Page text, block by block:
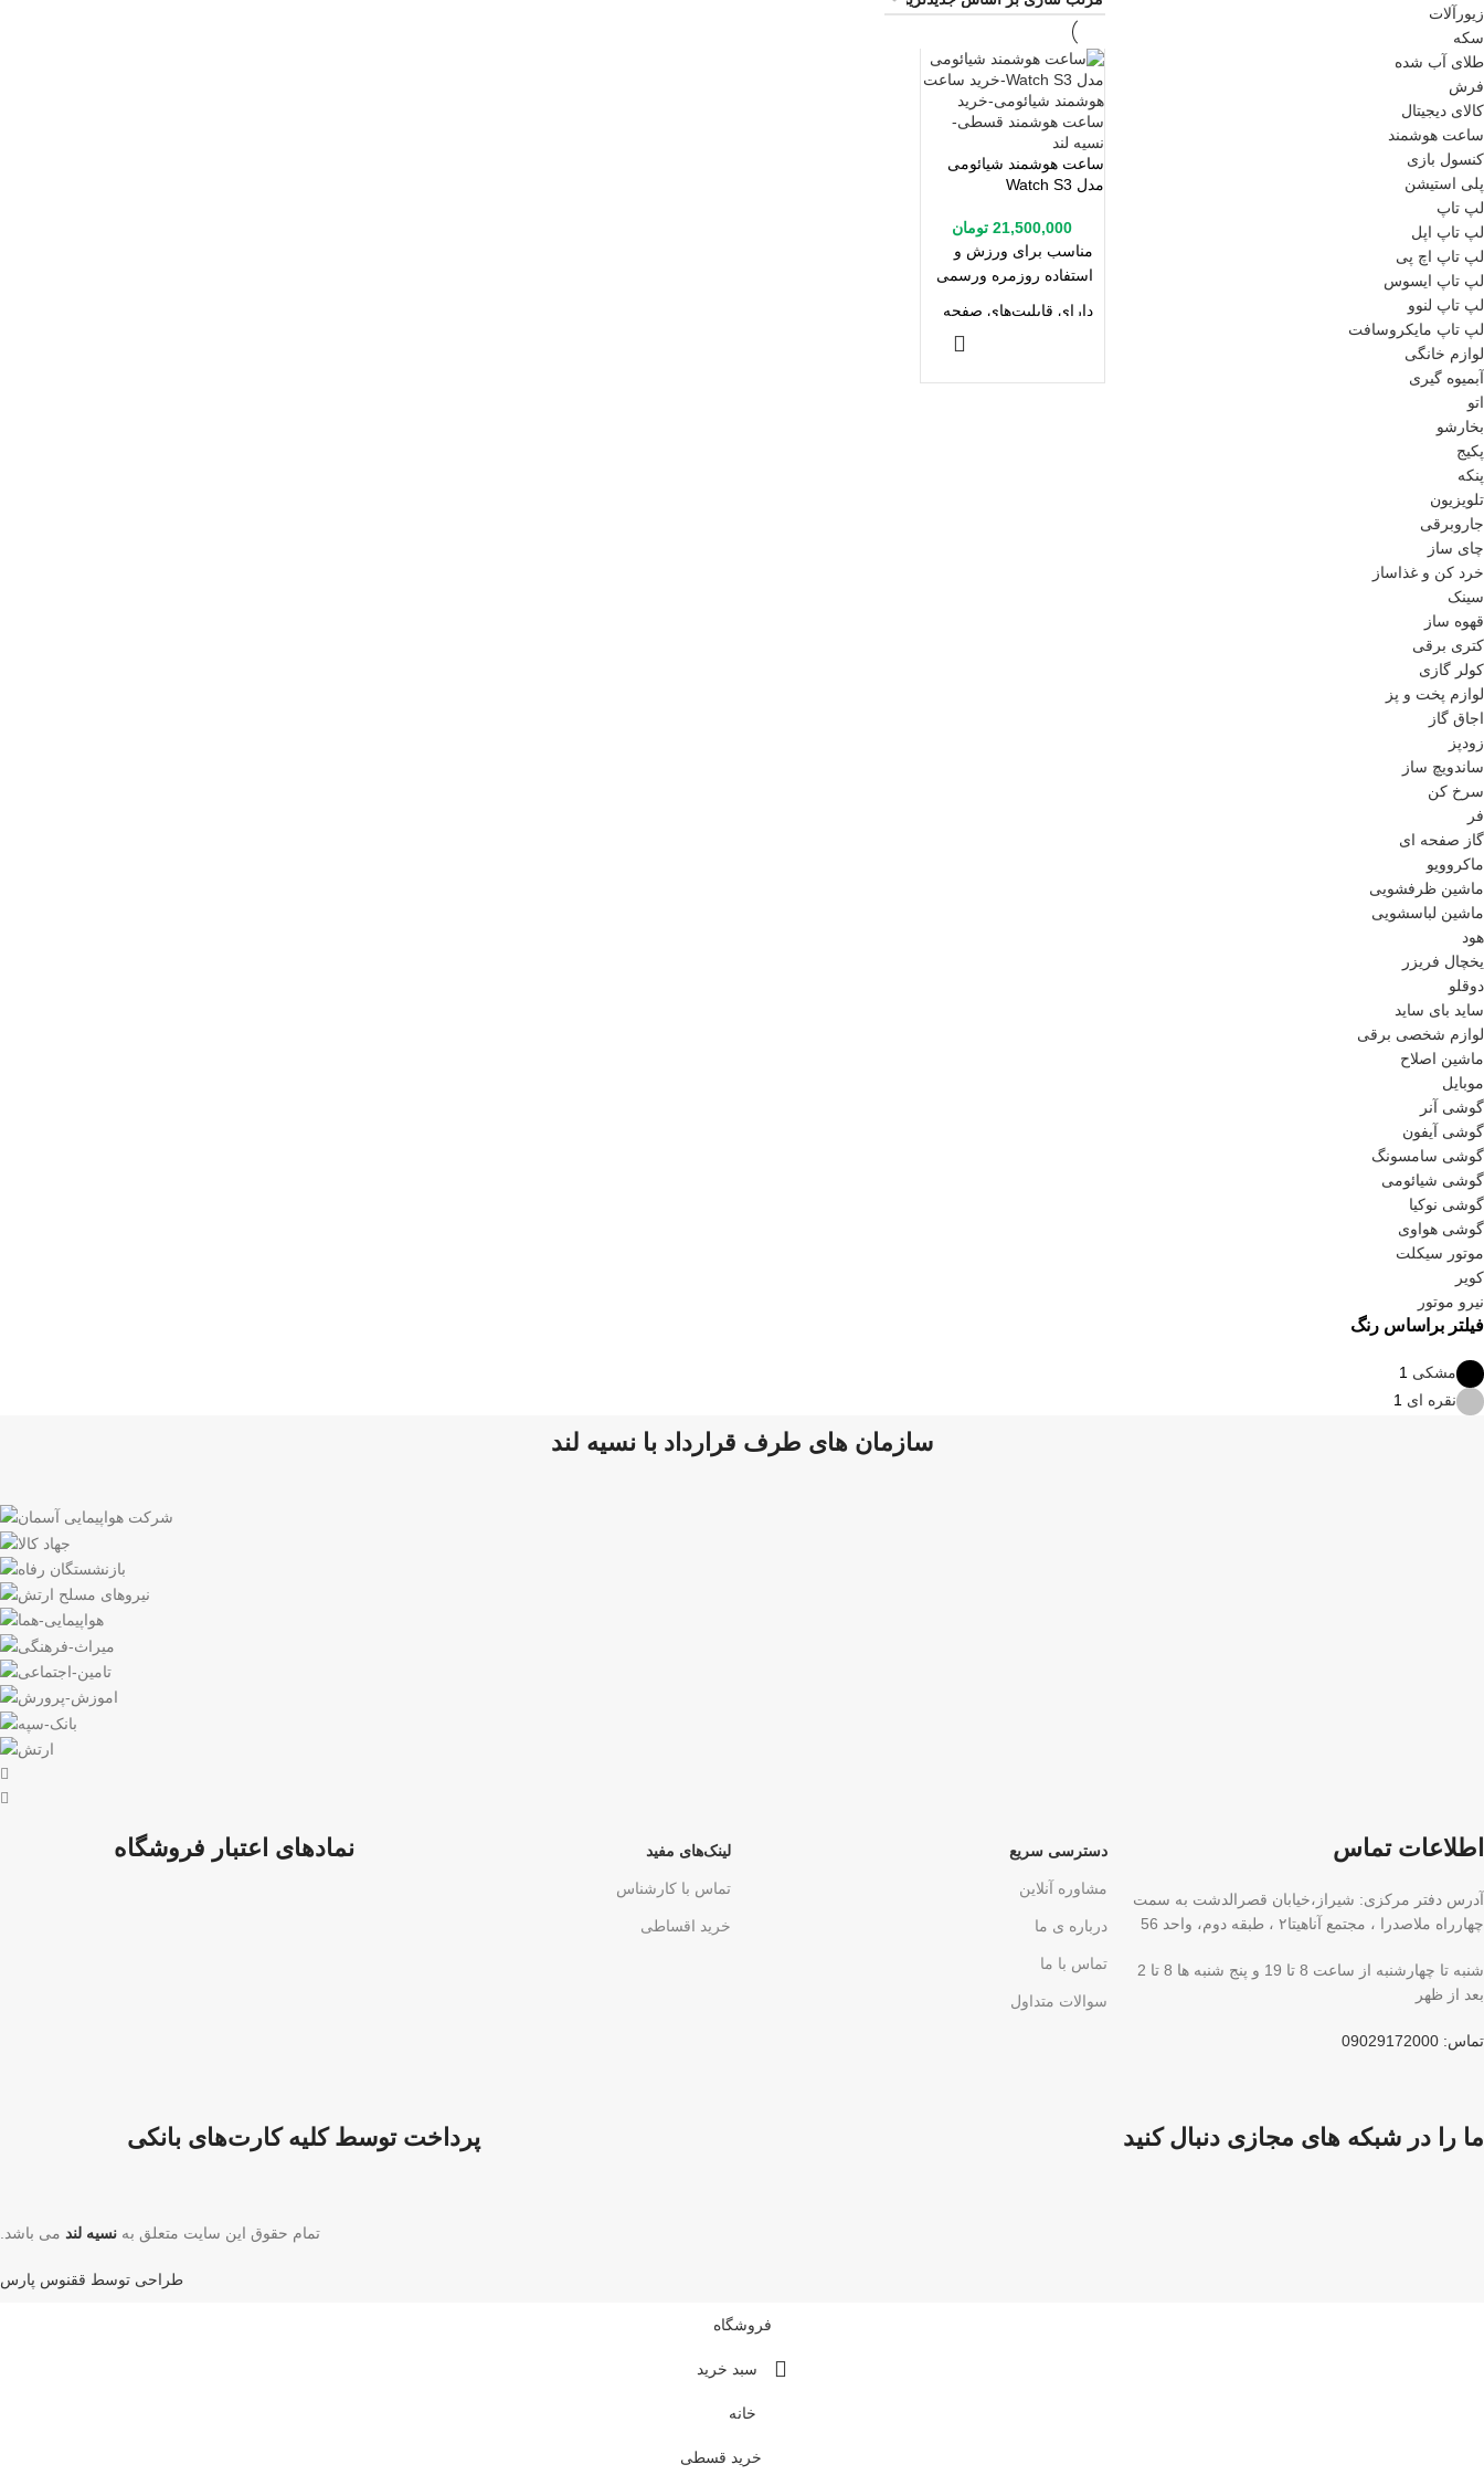
زیورآلات
سکه
طلای آب شده
فرش
کالای دیجیتال
ساعت هوشمند
کنسول بازی
پلی استیشن
لپ تاپ
لپ تاپ اپل
لپ تاپ اچ پی
لپ تاپ ایسوس
لپ تاپ لنوو
لپ تاپ مایکروسافت
لوازم خانگی
آبمیوه گیری
اتو
بخارشو
پکیج
پنکه
تلویزیون
جاروبرقی
چای ساز
خرد کن و غذاساز
سینک
قهوه ساز
کتری برقی
کولر گازی
لوازم پخت و پز
اجاق گاز
زودپز
ساندویچ ساز
سرخ کن
فر
گاز صفحه ای
ماکروویو
ماشین ظرفشویی
ماشین لباسشویی
هود
یخچال فریزر
دوقلو
ساید بای ساید
لوازم شخصی برقی
ماشین اصلاح
موبایل
گوشی آنر
گوشی آیفون
گوشی سامسونگ
گوشی شیائومی
گوشی نوکیا
گوشی هواوی
موتور سیکلت
کویر
نیرو موتور
فیلتر براساس رنگ
مشکی 1
نقره ای 1
ساعت هوشمند شیائومی
مدل Watch S3
21,500,000 تومان
مناسب برای ورزش و
استفاده روزمره ورسمی
دارای قابلیت‌های صفحه
سازمان های طرف قرارداد با نسیه لند
اطلاعات تماس
آدرس دفتر مرکزی: شیراز،خیابان قصرالدشت به سمت
چهارراه ملاصدرا ، مجتمع آناهیتا۲ ، طبقه دوم، واحد 56
شنبه تا چهارشنبه از ساعت 8 تا 19 و پنج شنبه ها 8 تا 2
بعد از ظهر
تماس: 09029172000
دسترسی سریع
مشاوره آنلاین
درباره ی ما
تماس با ما
سوالات متداول
لینک‌های مفید
تماس با کارشناس
خرید اقساطی
نمادهای اعتبار فروشگاه
ما را در شبکه های مجازی دنبال کنید پرداخت توسط کلیه کارت‌های بانکی
تمام حقوق این سایت متعلق به نسیه لند می باشد.
طراحی توسط ققنوس پارس
فروشگاه
سبد خرید
خانه
خرید قسطی